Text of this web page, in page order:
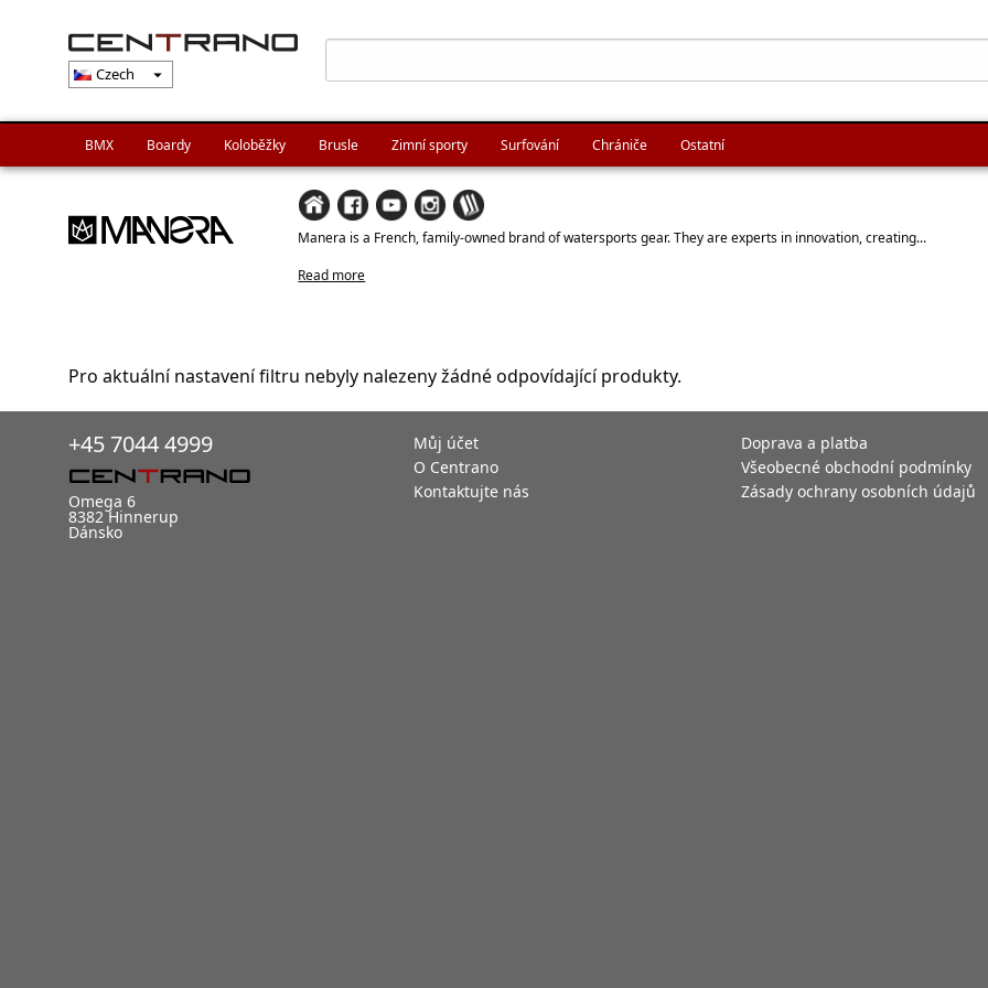
Czech arrow_drop_down
BMX Boardy Koloběžky Brusle Zimní sporty Surfování Chrániče Ostatní
Manera is a French, family-owned brand of watersports gear. They are experts in innovation, creating...
Read more
Pro aktuální nastavení filtru nebyly nalezeny žádné odpovídající produkty.
+45 7044 4999
Omega 6
8382 Hinnerup
Dánsko
Můj účet
O Centrano
Kontaktujte nás
Doprava a platba
Všeobecné obchodní podmínky
Zásady ochrany osobních údajů